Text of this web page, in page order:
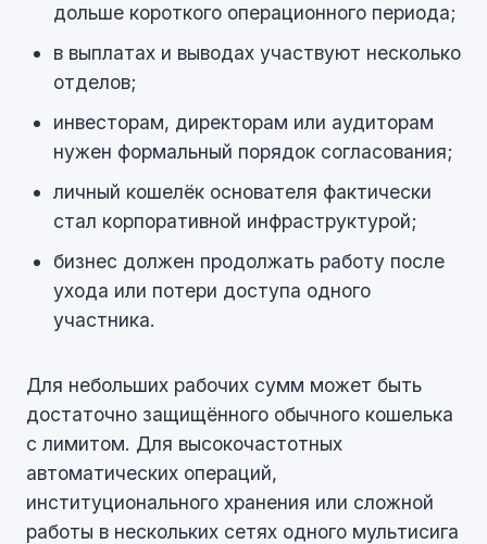
дольше короткого операционного периода;
в выплатах и выводах участвуют несколько
отделов;
инвесторам, директорам или аудиторам
нужен формальный порядок согласования;
личный кошелёк основателя фактически
стал корпоративной инфраструктурой;
бизнес должен продолжать работу после
ухода или потери доступа одного
участника.
Для небольших рабочих сумм может быть
достаточно защищённого обычного кошелька
с лимитом. Для высокочастотных
автоматических операций,
институционального хранения или сложной
работы в нескольких сетях одного мультисига